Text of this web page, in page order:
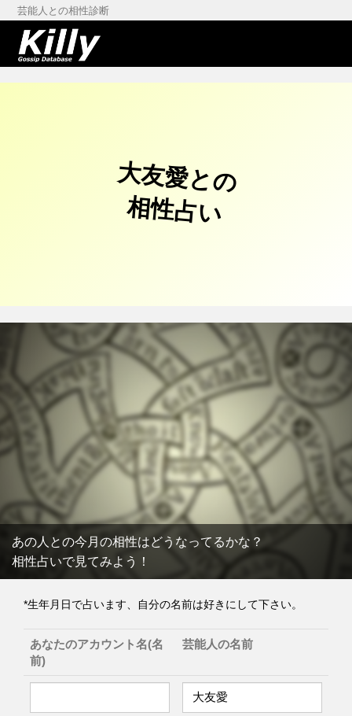
芸能人との相性診断
大友愛との
相性占い
あの人との今月の相性はどうなってるかな？
相性占いで見てみよう！
*生年月日で占います、自分の名前は好きにして下さい。
あなたのアカウント名(名
前)
芸能人の名前